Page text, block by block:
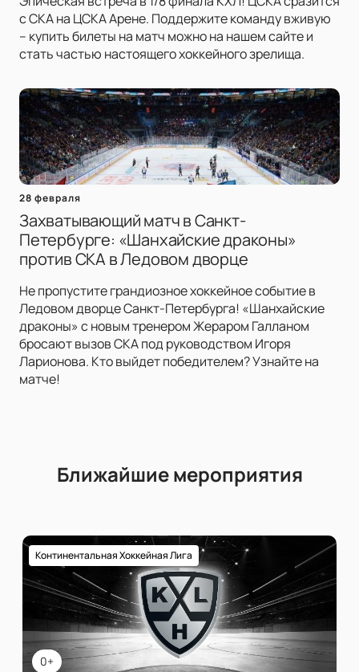
с СКА на ЦСКА Арене. Поддержите команду вживую
– купить билеты на матч можно на нашем сайте и
стать частью настоящего хоккейного зрелища.
28 февраля
Захватывающий матч в Санкт-
Петербурге: «Шанхайские драконы»
против СКА в Ледовом дворце
Не пропустите грандиозное хоккейное событие в
Ледовом дворце Санкт-Петербурга! «Шанхайские
драконы» с новым тренером Жераром Галланом
бросают вызов СКА под руководством Игоря
Ларионова. Кто выйдет победителем? Узнайте на
матче!
Ближайшие мероприятия
0+
Континентальная Хоккейная Лига